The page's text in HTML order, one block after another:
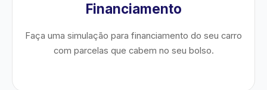
Financiamento
Faça uma simulação para financiamento do seu carro
com parcelas que cabem no seu bolso.